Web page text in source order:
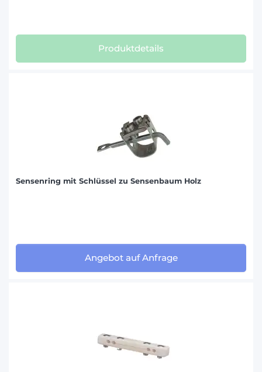
Produktdetails
Sensenring mit Schlüssel zu Sensenbaum Holz
Angebot auf Anfrage